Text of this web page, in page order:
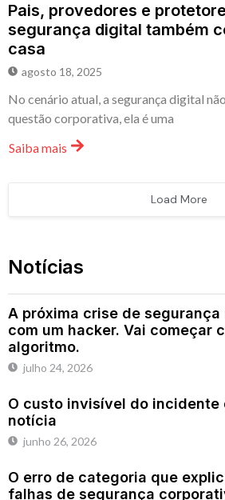
Pais, provedores e
segurança digital também
casa
agosto 18, 2025
No cenário atual, a segurança digital
questão corporativa, ela é uma
Saiba mais
Load More
Notícias
A próxima crise de
com um hacker. Vai começar
algoritmo.
julho 24, 2026
O custo invisível do incidente
notícia
junho 26, 2026
O erro de categoria que
falhas de segurança